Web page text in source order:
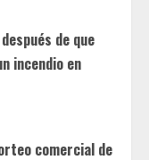
de que
incendio en
comercial de